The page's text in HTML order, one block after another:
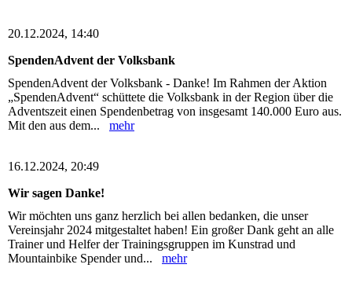
20.12.2024, 14:40
SpendenAdvent der Volksbank
SpendenAdvent der Volksbank - Danke! Im Rahmen der Aktion
„SpendenAdvent“ schüttete die Volksbank in der Region über die
Adventszeit einen Spendenbetrag von insgesamt 140.000 Euro aus.
Mit den aus dem... mehr
16.12.2024, 20:49
Wir sagen Danke!
Wir möchten uns ganz herzlich bei allen bedanken, die unser
Vereinsjahr 2024 mitgestaltet haben! Ein großer Dank geht an alle
Trainer und Helfer der Trainingsgruppen im Kunstrad und
Mountainbike Spender und... mehr